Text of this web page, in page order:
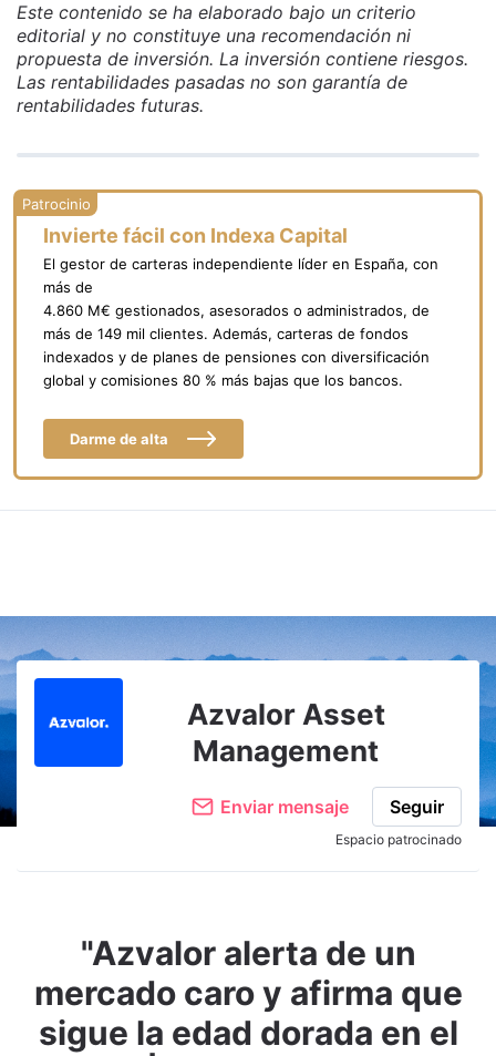
Este contenido se ha elaborado bajo un criterio
editorial y no constituye una recomendación ni
propuesta de inversión. La inversión contiene riesgos.
Las rentabilidades pasadas no son garantía de
rentabilidades futuras.
Invierte fácil con Indexa Capital
El gestor de carteras independiente líder en España, con
más de
4.860 M€ gestionados, asesorados o administrados, de
más de 149 mil clientes. Además, carteras de fondos
indexados y de planes de pensiones con diversificación
global y comisiones 80 % más bajas que los bancos.
Darme de alta
Azvalor Asset
Management
Enviar mensaje Seguir
Espacio patrocinado
"Azvalor alerta de un
mercado caro y afirma que
sigue la edad dorada en el